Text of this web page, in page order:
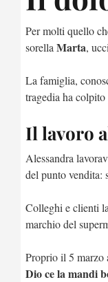
Per molti quello
sorella Marta,
La famiglia,
tragedia ha
Il lavoro
Alessandra
del punto vendita:
Colleghi e clienti
marchio del
Proprio il 5 marzo
Dio ce la mandi